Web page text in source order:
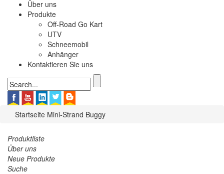
Über uns
Produkte
Off-Road Go Kart
UTV
Schneemobil
Anhänger
Kontaktieren Sie uns
Startseite Mini-Strand Buggy
Produktliste
Über uns
Neue Produkte
Suche